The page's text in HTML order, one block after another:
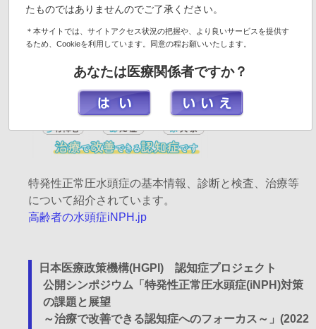
特発性正常圧水頭症の基本情報、診断と検査、治療等
について紹介されています。
高齢者の水頭症iNPH.jp
日本医療政策機構(HGPI) 認知症プロジェクト
公開シンポジウム「特発性正常圧水頭症(iNPH)対策
の課題と展望
～治療で改善できる認知症へのフォーカス～」(2022
たものではありませんのでご了承ください。
＊本サイトでは、サイトアクセス状況の把握や、より良いサービスを提供す
るため、Cookieを利用しています。同意の程お願いいたします。
あなたは医療関係者ですか？